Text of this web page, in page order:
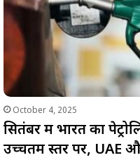
October 4, 2025
सितंबर में भारत का
उच्चतम स्तर पर, UAE